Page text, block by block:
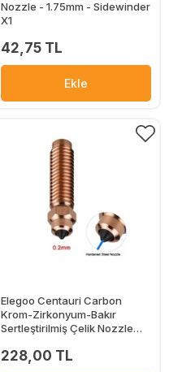
Nozzle - 1.75mm - Sidewinder
X1
42,75 TL
Ekle
Elegoo Centauri Carbon
Krom-Zirkonyum-Bakır
Sertleştirilmiş Çelik Nozzle
228,00 TL